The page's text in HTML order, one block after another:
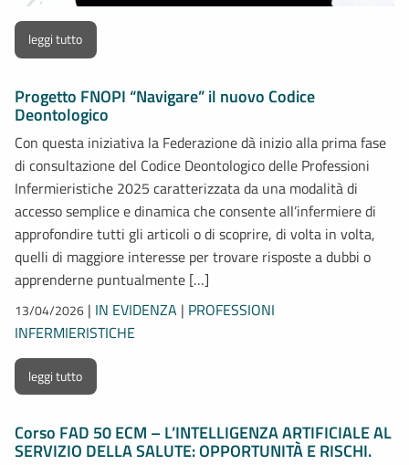
leggi tutto
Progetto FNOPI “Navigare” il nuovo Codice
Deontologico
Con questa iniziativa la Federazione dà inizio alla prima fase
di consultazione del Codice Deontologico delle Professioni
Infermieristiche 2025 caratterizzata da una modalità di
accesso semplice e dinamica che consente all’infermiere di
approfondire tutti gli articoli o di scoprire, di volta in volta,
quelli di maggiore interesse per trovare risposte a dubbi o
apprenderne puntualmente […]
13/04/2026 | IN EVIDENZA | PROFESSIONI
INFERMIERISTICHE
leggi tutto
Corso FAD 50 ECM – L’INTELLIGENZA ARTIFICIALE AL
SERVIZIO DELLA SALUTE: OPPORTUNITÀ E RISCHI.